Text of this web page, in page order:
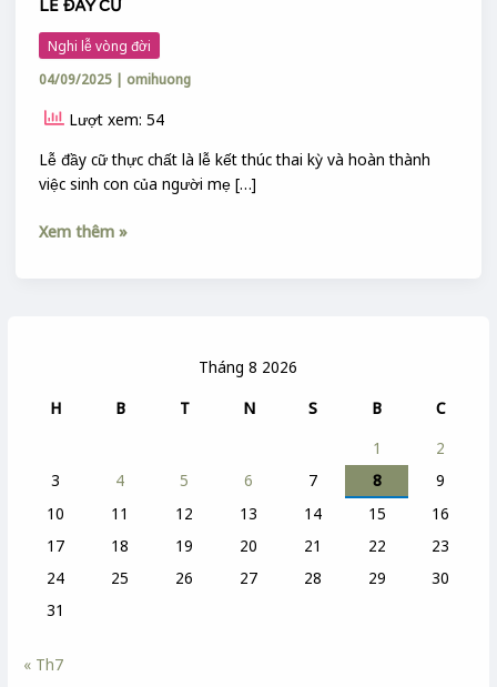
Tháng 8 2026
H
B T N S B
C
1
2
3
4 5 6 7 8
9
10
11 12 13 14 15
16
17
18 19 20 21 22
23
24
25 26 27 28 29
30
31
« Th7
LỄ ĐẦY CỮ
Nghi lễ vòng đời
04/09/2025 | omihuong
Lượt xem: 54
Lễ đầy cữ thực chất là lễ kết thúc thai kỳ và hoàn thành
việc sinh con của người mẹ […]
Xem thêm »